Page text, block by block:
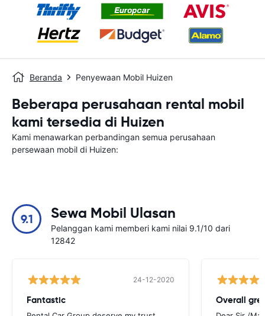
Beranda Penyewaan Mobil Huizen
Beberapa perusahaan rental mobil
kami tersedia di Huizen
Kami menawarkan perbandingan semua perusahaan
persewaan mobil di Huizen:
9.1 Sewa Mobil Ulasan
Pelanggan kami memberi kami nilai 9.1/10 dari
12842
24-12-2020
Fantastic Overall